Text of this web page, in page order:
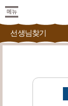
선생님찾기